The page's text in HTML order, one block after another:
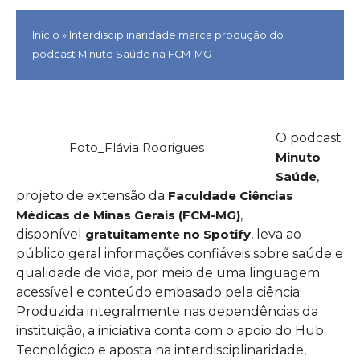
Início » Interdisciplinaridade marca produção do
podcast Minuto Saúde na FCM-MG
Foto_Flávia Rodrigues
O podcast
Minuto
Saúde,
projeto de extensão da Faculdade Ciências
Médicas de Minas Gerais (FCM-MG),
disponível gratuitamente no Spotify, leva ao
público geral informações confiáveis sobre saúde e
qualidade de vida, por meio de uma linguagem
acessível e conteúdo embasado pela ciência.
Produzida integralmente nas dependências da
instituição, a iniciativa conta com o apoio do Hub
Tecnológico e aposta na interdisciplinaridade,